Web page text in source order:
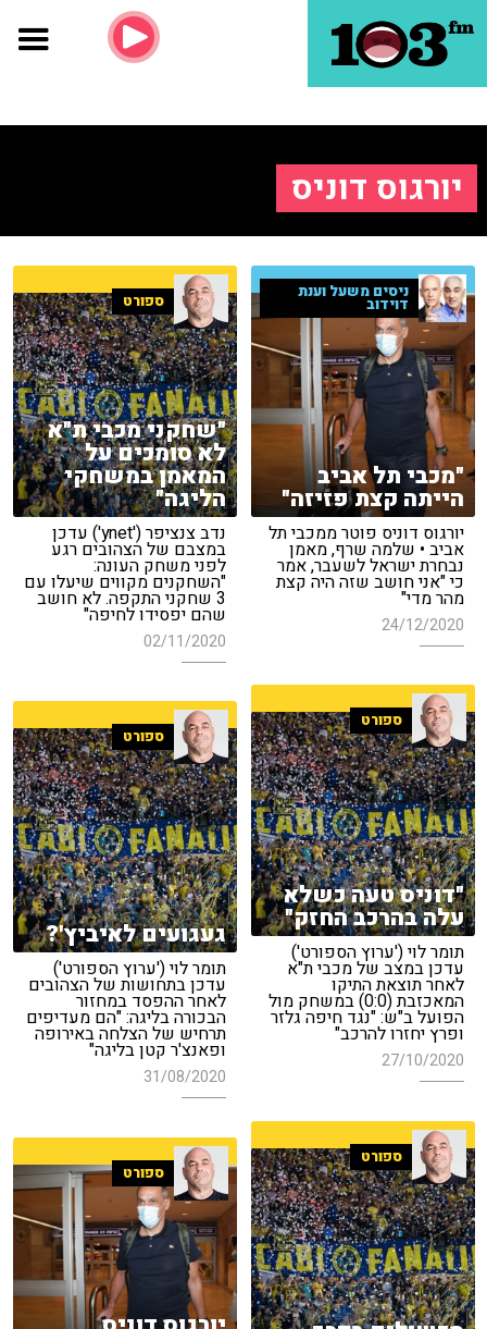
יורגוס דוניס
ניסים משעל וענת
דוידוב
"מכבי תל אביב
הייתה קצת פזיזה"
יורגוס דוניס פוטר ממכבי תל
אביב • שלמה שרף, מאמן
נבחרת ישראל לשעבר, אמר
כי "אני חושב שזה היה קצת
מהר מדי"
24/12/2020
ספורט
"שחקני מכבי ת"א
לא סומכים על
המאמן במשחקי
הליגה"
נדב צנציפר ('ynet') עדכן
במצבם של הצהובים רגע
לפני משחק העונה:
"השחקנים מקווים שיעלו עם
3 שחקני התקפה. לא חושב
שהם יפסידו לחיפה"
02/11/2020
ספורט
"דוניס טעה כשלא
עלה בהרכב החזק"
תומר לוי ('ערוץ הספורט')
עדכן במצב של מכבי ת"א
לאחר תוצאת התיקו
המאכזבת (0:0) במשחק מול
הפועל ב"ש: "נגד חיפה גלזר
ופרץ יחזרו להרכב"
27/10/2020
ספורט
געגועים לאיביץ'?
תומר לוי ('ערוץ הספורט')
עדכן בתחושות של הצהובים
לאחר ההפסד במחזור
הבכורה בליגה: "הם מעדיפים
תרחיש של הצלחה באירופה
ופאנצ'ר קטן בליגה"
31/08/2020
ספורט
ספורט